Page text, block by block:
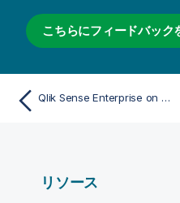
こちらにフィードバック
Qlik Sense Enterprise on Windows サイトの管理
リソース